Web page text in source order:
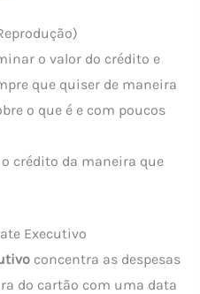
o valor do crédito e
que quiser de maneira
o que é e com poucos
crédito da maneira que
Executivo
concentra as despesas
do cartão com uma data